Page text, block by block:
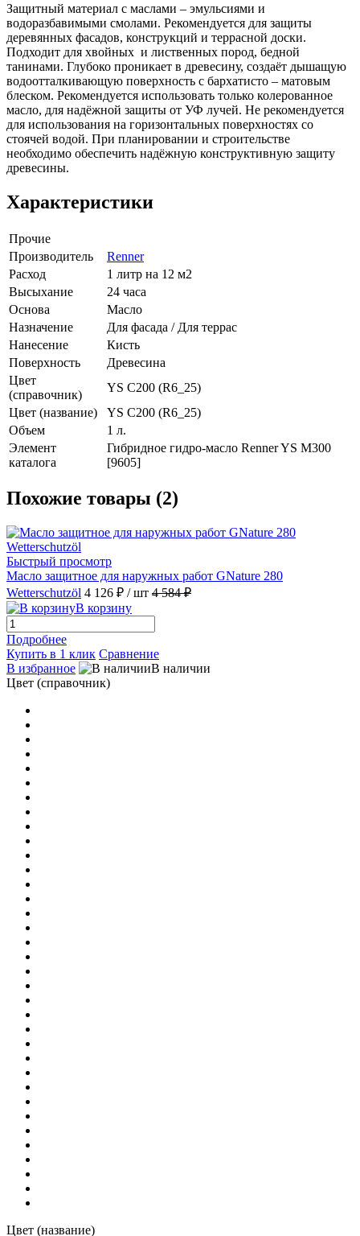
Защитный материал с маслами – эмульсиями и
водоразбавимыми смолами. Рекомендуется для защиты
деревянных фасадов, конструкций и террасной доски.
Подходит для хвойных и лиственных пород, бедной
танинами. Глубоко проникает в древесину, создаёт дышащую
водоотталкивающую поверхность с бархатисто – матовым
блеском. Рекомендуется использовать только колерованное
масло, для надёжной защиты от УФ лучей. Не рекомендуется
для использования на горизонтальных поверхностях со
стоячей водой. При планировании и строительстве
необходимо обеспечить надёжную конструктивную защиту
древесины.
Характеристики
Прочие
Производитель
Renner
Расход
1 литр на 12 м2
Высыхание
24 часа
Основа
Масло
Назначение
Для фасада / Для террас
Нанесение
Кисть
Поверхность
Древесина
Цвет
(справочник)
YS C200 (R6_25)
Цвет (название)
YS C200 (R6_25)
Объем
1 л.
Элемент
каталога
Гибридное гидро-масло Renner YS M300
[9605]
Похожие товары (2)
Быстрый просмотр
Масло защитное для наружных работ GNature 280
Wetterschutzöl 4 126 ₽ / шт 4 584 ₽
В корзину
Подробнее
Купить в 1 клик Сравнение
В избранное
В наличии
Цвет (справочник)
Цвет (название)